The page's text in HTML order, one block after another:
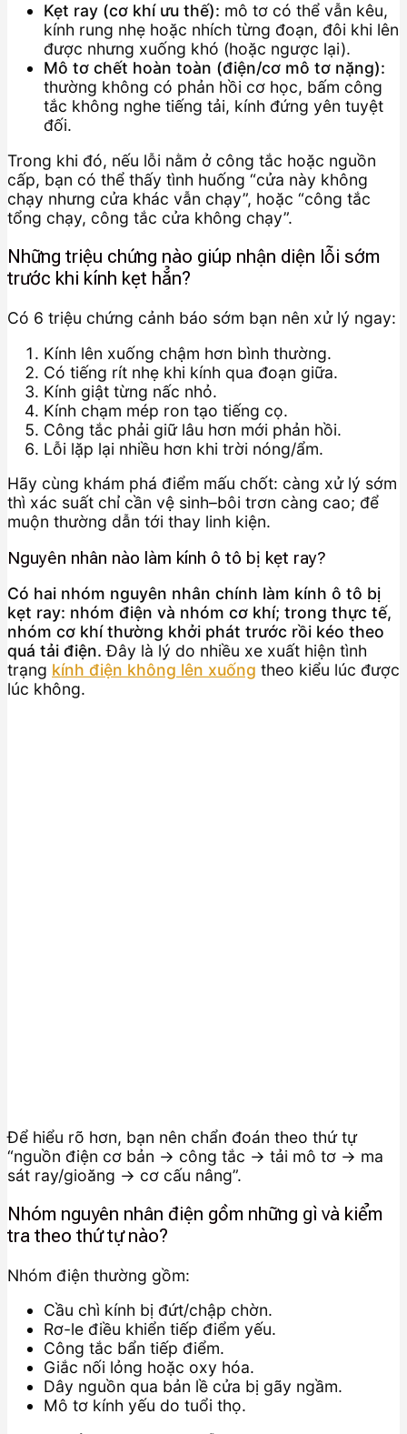
Kẹt ray (cơ khí ưu thế): mô tơ có thể vẫn kêu,
kính rung nhẹ hoặc nhích từng đoạn, đôi khi lên
được nhưng xuống khó (hoặc ngược lại).
Mô tơ chết hoàn toàn (điện/cơ mô tơ nặng):
thường không có phản hồi cơ học, bấm công
tắc không nghe tiếng tải, kính đứng yên tuyệt
đối.
Trong khi đó, nếu lỗi nằm ở công tắc hoặc nguồn
cấp, bạn có thể thấy tình huống “cửa này không
chạy nhưng cửa khác vẫn chạy”, hoặc “công tắc
tổng chạy, công tắc cửa không chạy”.
Những triệu chứng nào giúp nhận diện lỗi sớm
trước khi kính kẹt hẳn?
Có 6 triệu chứng cảnh báo sớm bạn nên xử lý ngay:
Kính lên xuống chậm hơn bình thường.
Có tiếng rít nhẹ khi kính qua đoạn giữa.
Kính giật từng nấc nhỏ.
Kính chạm mép ron tạo tiếng cọ.
Công tắc phải giữ lâu hơn mới phản hồi.
Lỗi lặp lại nhiều hơn khi trời nóng/ẩm.
Hãy cùng khám phá điểm mấu chốt: càng xử lý sớm
thì xác suất chỉ cần vệ sinh–bôi trơn càng cao; để
muộn thường dẫn tới thay linh kiện.
Nguyên nhân nào làm kính ô tô bị kẹt ray?
Có hai nhóm nguyên nhân chính làm kính ô tô bị
kẹt ray: nhóm điện và nhóm cơ khí; trong thực tế,
nhóm cơ khí thường khởi phát trước rồi kéo theo
quá tải điện. Đây là lý do nhiều xe xuất hiện tình
trạng kính điện không lên xuống theo kiểu lúc được
lúc không.
Để hiểu rõ hơn, bạn nên chẩn đoán theo thứ tự
“nguồn điện cơ bản → công tắc → tải mô tơ → ma
sát ray/gioăng → cơ cấu nâng”.
Nhóm nguyên nhân điện gồm những gì và kiểm
tra theo thứ tự nào?
Nhóm điện thường gồm:
Cầu chì kính bị đứt/chập chờn.
Rơ-le điều khiển tiếp điểm yếu.
Công tắc bẩn tiếp điểm.
Giắc nối lỏng hoặc oxy hóa.
Dây nguồn qua bản lề cửa bị gãy ngầm.
Mô tơ kính yếu do tuổi thọ.